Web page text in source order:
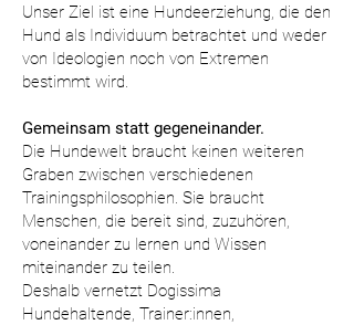
Unser Ziel ist eine Hundeerziehung, die den
Hund als Individuum betrachtet und weder
von Ideologien noch von Extremen
bestimmt wird.
Gemeinsam statt gegeneinander.
Die Hundewelt braucht keinen weiteren
Graben zwischen verschiedenen
Trainingsphilosophien. Sie braucht
Menschen, die bereit sind, zuzuhören,
voneinander zu lernen und Wissen
miteinander zu teilen.
Deshalb vernetzt Dogissima
Hundehaltende, Trainer:innen,